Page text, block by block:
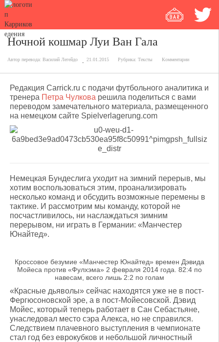
Ночной кошмар Луи Ван Гала
Автор перевода: Василий Легейдо 21.01.2015 Рубрика: Тексты Комментарии
Редакция Carrick.ru с подачи футбольного аналитика и
тренера Петра Чулкова решила поделиться с вами
переводом замечательного материала, размещенного
на немецком сайте Spielverlagerung.com
Немецкая Бундеслига уходит на зимний перерыв, мы
хотим воспользоваться этим, проанализировать
несколько команд и обсудить возможные перемены в
тактике. И рассмотрим мы команду, которой не
посчастливилось, ни наслаждаться зимним
перерывом, ни играть в Германии: «Манчестер
Юнайтед».
Кроссовое безумие «Манчестер Юнайтед» времен Дэвида
Мойеса против «Фулхэма» 2 февраля 2014 года. 82:4 по
навесам, всего лишь 2:2 по голам
«Красные дьяволы» сейчас находятся уже не в пост-
Фергюсоновской эре, а в пост-Мойесовской. Дэвид
Мойес, который теперь работает в Сан Себастьяне,
унаследовал место сэра Алекса, но не справился.
Следствием плачевного выступления в чемпионате
стал год без еврокубков и небольшой личностный